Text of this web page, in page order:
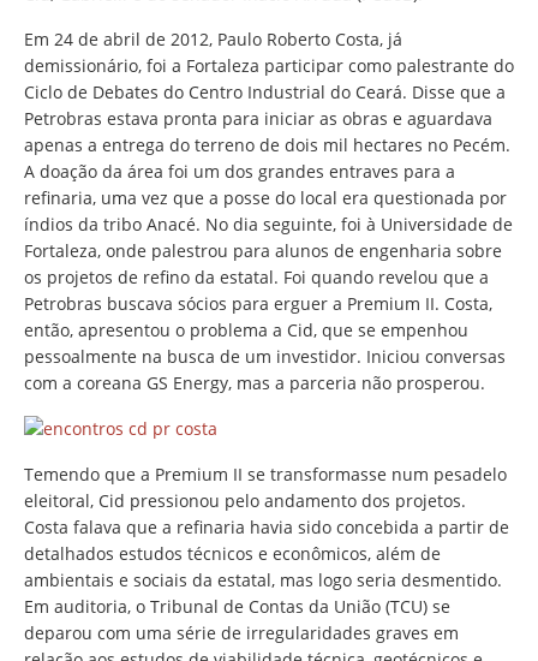
Em 24 de abril de 2012, Paulo Roberto Costa, já
demissionário, foi a Fortaleza participar como palestrante do
Ciclo de Debates do Centro Industrial do Ceará. Disse que a
Petrobras estava pronta para iniciar as obras e aguardava
apenas a entrega do terreno de dois mil hectares no Pecém.
A doação da área foi um dos grandes entraves para a
refinaria, uma vez que a posse do local era questionada por
índios da tribo Anacé. No dia seguinte, foi à Universidade de
Fortaleza, onde palestrou para alunos de engenharia sobre
os projetos de refino da estatal. Foi quando revelou que a
Petrobras buscava sócios para erguer a Premium II. Costa,
então, apresentou o problema a Cid, que se empenhou
pessoalmente na busca de um investidor. Iniciou conversas
com a coreana GS Energy, mas a parceria não prosperou.
Temendo que a Premium II se transformasse num pesadelo
eleitoral, Cid pressionou pelo andamento dos projetos.
Costa falava que a refinaria havia sido concebida a partir de
detalhados estudos técnicos e econômicos, além de
ambientais e sociais da estatal, mas logo seria desmentido.
Em auditoria, o Tribunal de Contas da União (TCU) se
deparou com uma série de irregularidades graves em